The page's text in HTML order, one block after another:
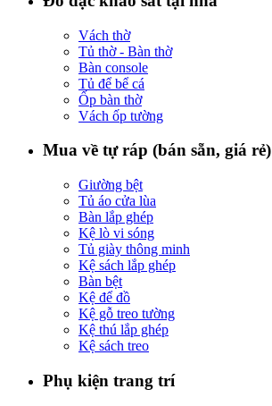
Vách thờ
Tủ thờ - Bàn thờ
Bàn console
Tủ để bể cá
Ốp bàn thờ
Vách ốp tường
Mua về tự ráp (bán sẵn, giá rẻ)
Giường bệt
Tủ áo cửa lùa
Bàn lắp ghép
Kệ lò vi sóng
Tủ giày thông minh
Kệ sách lắp ghép
Bàn bệt
Kệ để đồ
Kệ gỗ treo tường
Kệ thú lắp ghép
Kệ sách treo
Phụ kiện trang trí